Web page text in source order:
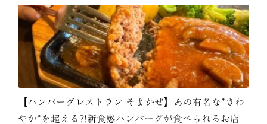
EVENT
ACCESS
COLUMN
LINK【ハンバーグレストラン そよかぜ】あの有名な”さわ
やか”を超える?!新食感ハンバーグが食べられるお店